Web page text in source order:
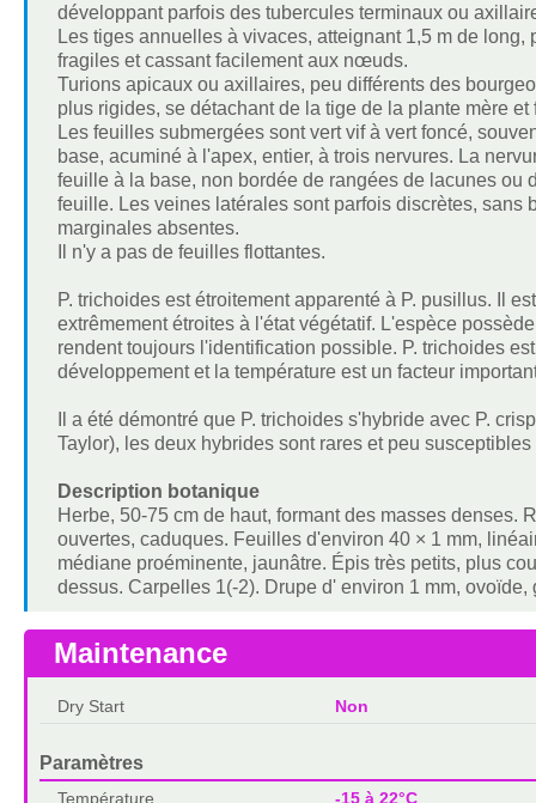
développant parfois des tubercules terminaux ou
Les tiges annuelles à vivaces, atteignant 1,5 m de
fragiles et cassant facilement aux nœuds.
Turions apicaux ou axillaires, peu différents des
plus rigides, se détachant de la tige de la plante mère
Les feuilles submergées sont vert vif à vert foncé,
base, acuminé à l'apex, entier, à trois nervures. La
feuille à la base, non bordée de rangées de lacunes
feuille. Les veines latérales sont parfois discrètes,
marginales absentes.
Il n'y a pas de feuilles flottantes.
P. trichoides est étroitement apparenté à P. pusillus. Il
extrêmement étroites à l'état végétatif. L'espèce
rendent toujours l'identification possible. P. trichoides
développement et la température est un facteur
Il a été démontré que P. trichoides s'hybride avec P.
Taylor), les deux hybrides sont rares et peu
Description botanique
Herbe, 50-75 cm de haut, formant des masses
ouvertes, caduques. Feuilles d'environ 40 × 1 mm,
médiane proéminente, jaunâtre. Épis très petits, plus
dessus. Carpelles 1(-2). Drupe d' environ 1 mm,
Maintenance
Dry Start Non
Paramètres
Température -15 à 22°C